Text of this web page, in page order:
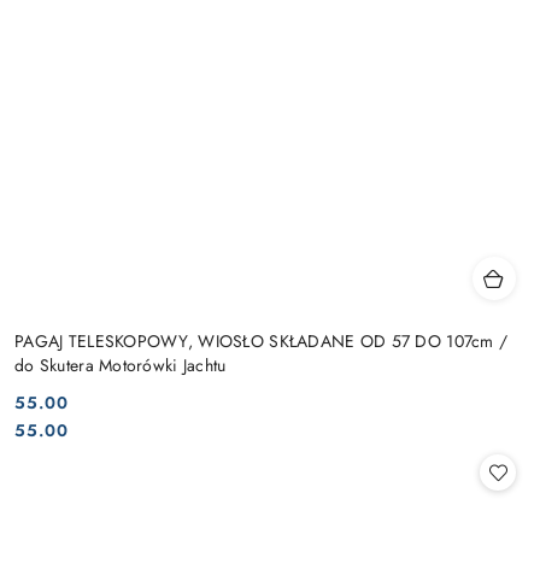
PAGAJ TELESKOPOWY, WIOSŁO SKŁADANE OD 57 DO 107cm /
do Skutera Motorówki Jachtu
Cena:
55.00
Cena:
55.00